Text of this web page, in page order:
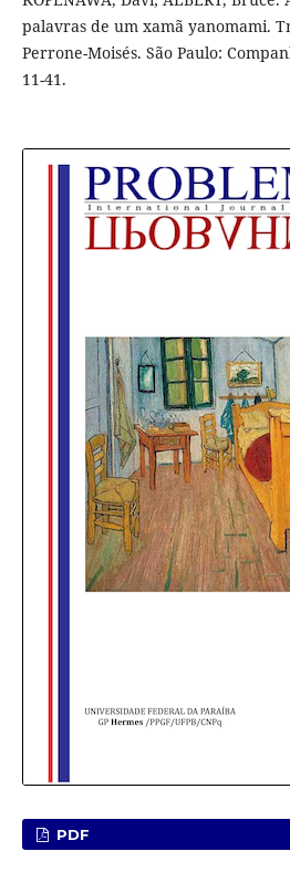
palavras de um xamã yanomami.
Perrone-Moisés. São Paulo:
11-41.
PDF